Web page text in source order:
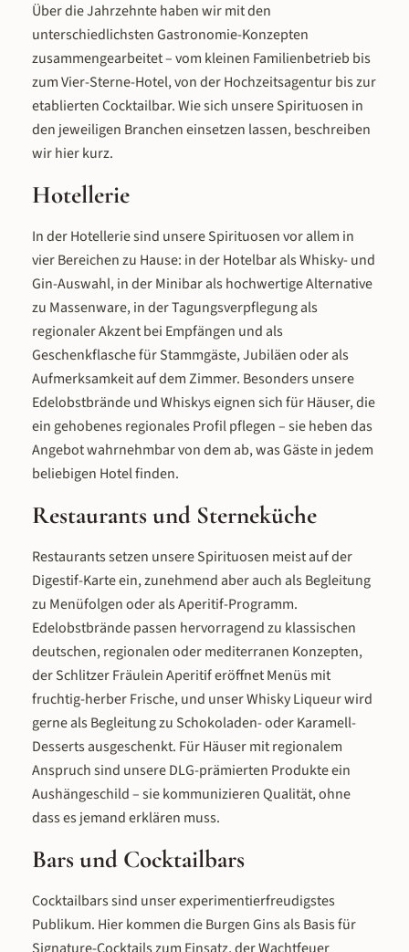
Über die Jahrzehnte haben wir mit den
unterschiedlichsten Gastronomie-Konzepten
zusammengearbeitet – vom kleinen Familienbetrieb bis
zum Vier-Sterne-Hotel, von der Hochzeitsagentur bis zur
etablierten Cocktailbar. Wie sich unsere Spirituosen in
den jeweiligen Branchen einsetzen lassen, beschreiben
wir hier kurz.
Hotellerie
In der Hotellerie sind unsere Spirituosen vor allem in
vier Bereichen zu Hause: in der Hotelbar als Whisky- und
Gin-Auswahl, in der Minibar als hochwertige Alternative
zu Massenware, in der Tagungsverpflegung als
regionaler Akzent bei Empfängen und als
Geschenkflasche für Stammgäste, Jubiläen oder als
Aufmerksamkeit auf dem Zimmer. Besonders unsere
Edelobstbrände und Whiskys eignen sich für Häuser, die
ein gehobenes regionales Profil pflegen – sie heben das
Angebot wahrnehmbar von dem ab, was Gäste in jedem
beliebigen Hotel finden.
Restaurants und Sterneküche
Restaurants setzen unsere Spirituosen meist auf der
Digestif-Karte ein, zunehmend aber auch als Begleitung
zu Menüfolgen oder als Aperitif-Programm.
Edelobstbrände passen hervorragend zu klassischen
deutschen, regionalen oder mediterranen Konzepten,
der Schlitzer Fräulein Aperitif eröffnet Menüs mit
fruchtig-herber Frische, und unser Whisky Liqueur wird
gerne als Begleitung zu Schokoladen- oder Karamell-
Desserts ausgeschenkt. Für Häuser mit regionalem
Anspruch sind unsere DLG-prämierten Produkte ein
Aushängeschild – sie kommunizieren Qualität, ohne
dass es jemand erklären muss.
Bars und Cocktailbars
Cocktailbars sind unser experimentierfreudigstes
Publikum. Hier kommen die Burgen Gins als Basis für